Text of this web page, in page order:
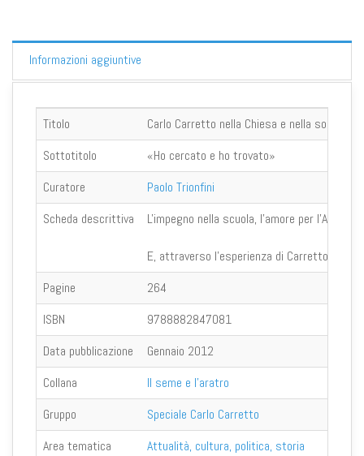
Informazioni aggiuntive
Titolo
Carlo Carretto nella Chiesa e nella società
Sottotitolo
«Ho cercato e ho trovato»
Curatore
Paolo Trionfini
Scheda descrittiva
L'impegno nella scuola, l'amore per
E, attraverso l'esperienza di Carretto, si
Pagine
264
ISBN
9788882847081
Data pubblicazione
Gennaio 2012
Collana
Il seme e l'aratro
Gruppo
Speciale Carlo Carretto
Area tematica
Attualità, cultura, politica, storia